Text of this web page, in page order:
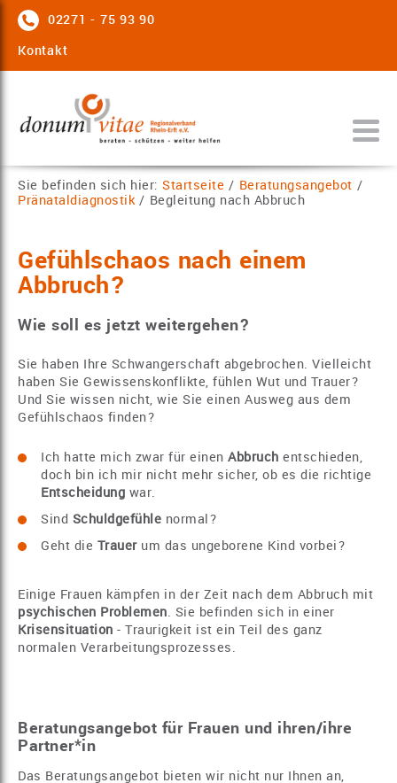
02271 - 75 93 90
Kontakt
Sie befinden sich hier: Startseite / Beratungsangebot /
Pränataldiagnostik / Begleitung nach Abbruch
Gefühlschaos nach einem
Abbruch?
Wie soll es jetzt weitergehen?
Sie haben Ihre Schwangerschaft abgebrochen. Vielleicht
haben Sie Gewissenskonflikte, fühlen Wut und Trauer?
Und Sie wissen nicht, wie Sie einen Ausweg aus dem
Gefühlschaos finden?
Ich hatte mich zwar für einen Abbruch entschieden,
doch bin ich mir nicht mehr sicher, ob es die richtige
Entscheidung war.
Sind Schuldgefühle normal?
Geht die Trauer um das ungeborene Kind vorbei?
Einige Frauen kämpfen in der Zeit nach dem Abbruch mit
psychischen Problemen. Sie befinden sich in einer
Krisensituation - Traurigkeit ist ein Teil des ganz
normalen Verarbeitungsprozesses.
Beratungsangebot für Frauen und ihren/ihre
Partner*in
Das Beratungsangebot bieten wir nicht nur Ihnen an,